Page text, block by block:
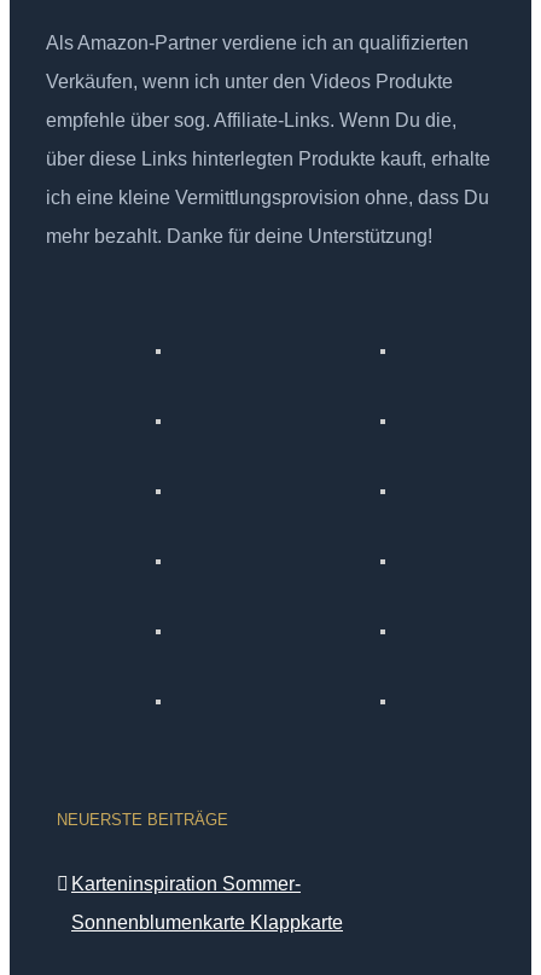
Als Amazon-Partner verdiene ich an qualifizierten
Verkäufen, wenn ich unter den Videos Produkte
empfehle über sog. Affiliate-Links. Wenn Du die,
über diese Links hinterlegten Produkte kauft, erhalte
ich eine kleine Vermittlungsprovision ohne, dass Du
mehr bezahlt. Danke für deine Unterstützung!
NEUERSTE BEITRÄGE
Karteninspiration Sommer-
Sonnenblumenkarte Klappkarte